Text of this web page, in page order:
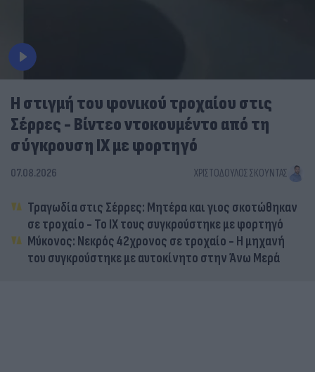
Η στιγμή του φονικού τροχαίου στις
Σέρρες - Βίντεο ντοκουμέντο από τη
σύγκρουση ΙΧ με φορτηγό
07.08.2026 ΧΡΙΣΤΌΔΟΥΛΟΣ ΣΚΟΎΝΤΑΣ
Τραγωδία στις Σέρρες: Μητέρα και γιος σκοτώθηκαν
σε τροχαίο - Το ΙΧ τους συγκρούστηκε με φορτηγό
Μύκονος: Νεκρός 42χρονος σε τροχαίο - Η μηχανή
του συγκρούστηκε με αυτοκίνητο στην Άνω Μερά